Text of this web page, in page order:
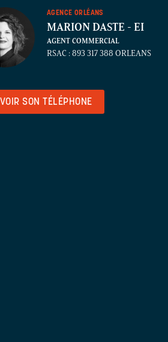
AGENCE ORLÉANS
MARION DASTE - EI
AGENT COMMERCIAL
RSAC : 893 317 388 ORLEANS
VOIR SON TÉLÉPHONE